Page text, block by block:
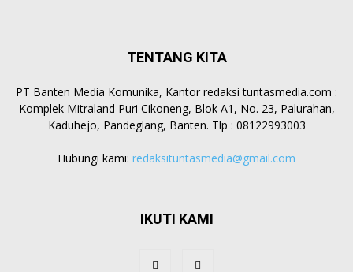
TENTANG KITA
PT Banten Media Komunika, Kantor redaksi tuntasmedia.com :
Komplek Mitraland Puri Cikoneng, Blok A1, No. 23, Palurahan,
Kaduhejo, Pandeglang, Banten. Tlp : 08122993003
Hubungi kami: redaksituntasmedia@gmail.com
IKUTI KAMI